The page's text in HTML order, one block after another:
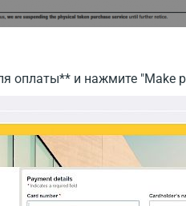
оплаты** и нажмите "Make